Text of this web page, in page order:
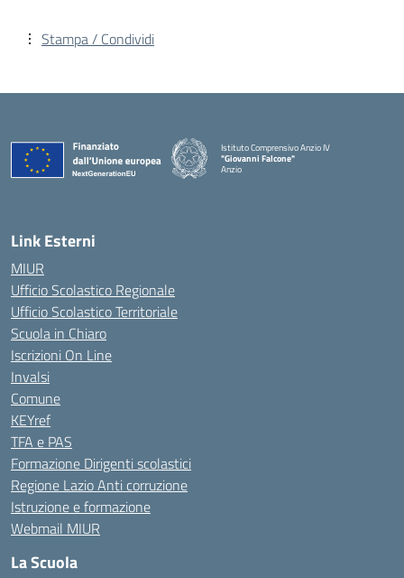
Stampa / Condividi
Istituto Comprensivo Anzio IV
"Giovanni Falcone"
Anzio
Link Esterni
MIUR
Ufficio Scolastico Regionale
Ufficio Scolastico Territoriale
Scuola in Chiaro
Iscrizioni On Line
Invalsi
Comune
KEYref
TFA e PAS
Formazione Dirigenti scolastici
Regione Lazio Anti corruzione
Istruzione e formazione
Webmail MIUR
La Scuola